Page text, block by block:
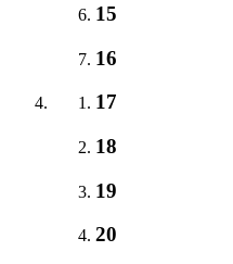
15
16
17
18
19
20